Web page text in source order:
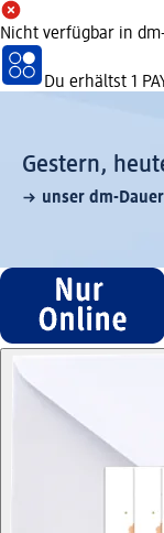
Nicht verfügbar in
Du erhältst 1
Gestern,
unser dm-